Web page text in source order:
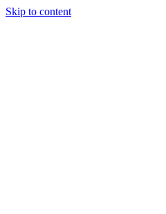
Skip to content